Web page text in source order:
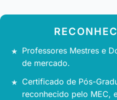
Professores Mestres e
de mercado.
Certificado de Pós-
reconhecido pelo MEC,